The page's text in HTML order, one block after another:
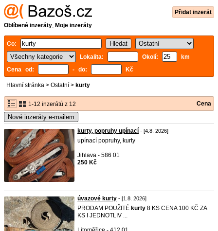
Přidat inzerát
Oblíbené inzeráty, Moje inzeráty
Co:
Lokalita:
Okolí:
km
Cena od:
- do: Kč
Hlavní stránka > Ostatní > kurty
1-12 inzerátů z 12 Cena
Nové inzeráty e-mailem
kurty, popruhy upínací - [4.8. 2026]
upínací popruhy, kurty
Jihlava - 586 01
250 Kč
úvazové kurty - [1.8. 2026]
PRODAM POUŽITÉ kurty 8 KS CENA 100 KČ ZA
KS I JEDNOTLIV ...